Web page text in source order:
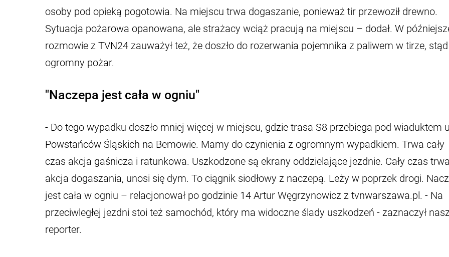
osoby pod opieką pogotowia. Na miejscu trwa dogaszanie, ponieważ tir przewoził drewno.
Sytuacja pożarowa opanowana, ale strażacy wciąż pracują na miejscu – dodał. W
rozmowie z TVN24 zauważył też, że doszło do rozerwania pojemnika z paliwem w tirze, stąd
ogromny pożar.
"Naczepa jest cała w ogniu"
- Do tego wypadku doszło mniej więcej w miejscu, gdzie trasa S8 przebiega pod wiaduktem
Powstańców Śląskich na Bemowie. Mamy do czynienia z ogromnym wypadkiem. Trwa cały
czas akcja gaśnicza i ratunkowa. Uszkodzone są ekrany oddzielające jezdnie. Cały czas trwa
akcja dogaszania, unosi się dym. To ciągnik siodłowy z naczepą. Leży w poprzek drogi.
jest cała w ogniu – relacjonował po godzinie 14 Artur Węgrzynowicz z tvnwarszawa.pl. - Na
przeciwległej jezdni stoi też samochód, który ma widoczne ślady uszkodzeń - zaznaczył
reporter.